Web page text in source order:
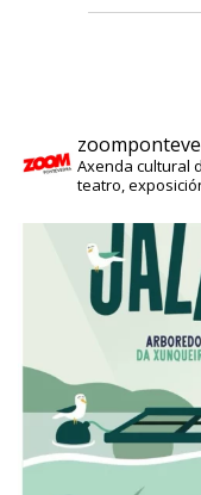
Axenda cultural
teatro,